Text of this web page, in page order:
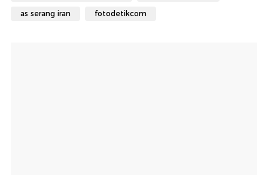
as serang iran fotodetikcom